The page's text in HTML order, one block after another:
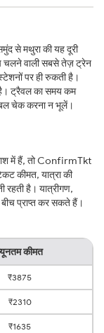
से मथुरा की यह दूरी
चलने वाली सबसे तेज़ ट्रेन
पर ही रुकती है।
ट्रैवल का समय कम
चेक करना न भूलें।
में हैं, तो ConfirmTkt
कीमत, यात्रा की
है। यात्रीगण,
प्राप्त कर सकते हैं।
कीमत
₹3875
₹2310
₹1635